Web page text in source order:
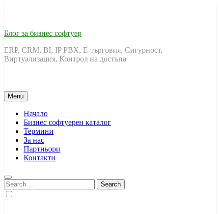
Блог за бизнес софтуер
ERP, CRM, BI, IP PBX, Е-търговия, Сигурност,
Виртуализация, Контрол на достъпа
Menu
Начало
Бизнес софтуерен каталог
Термини
За нас
Партньори
Контакти
Search
for: